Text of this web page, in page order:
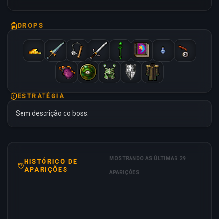
DROPS
ESTRATÉGIA
Sem descrição do boss.
HISTÓRICO DE
APARIÇÕES
MOSTRANDO AS ÚLTIMAS 29
APARIÇÕES